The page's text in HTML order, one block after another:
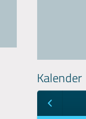
Kalender